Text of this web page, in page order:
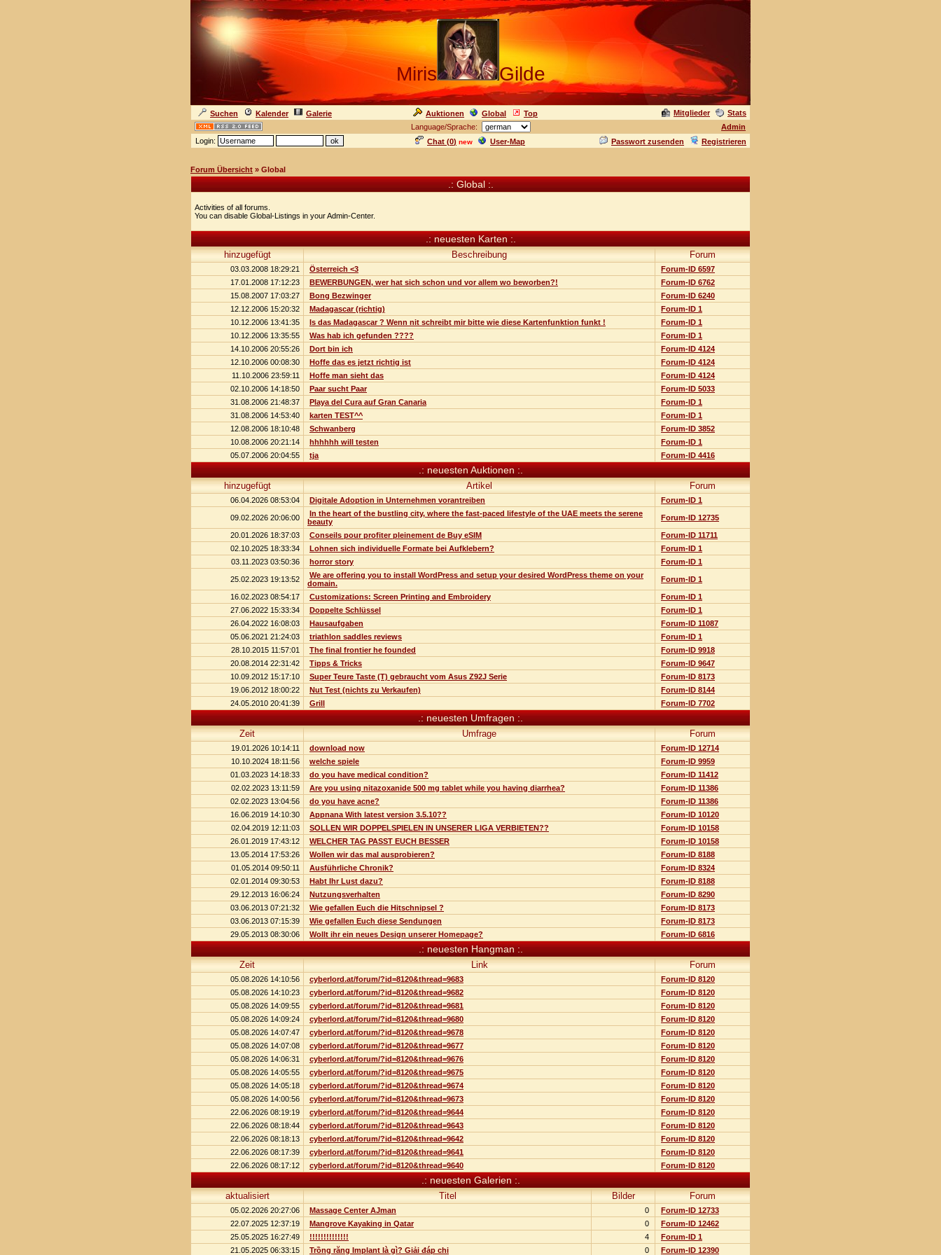
Miris Gilde
Suchen Kalender Galerie Auktionen Global Top Mitglieder
Stats
Language/Sprache:
Admin
Login:
Chat (0) new User-Map Passwort zusenden Registrieren
Forum Übersicht » Global
.: Global :.
Activities of all forums.
You can disable Global-Listings in your Admin-Center.
.: neuesten Karten :.
hinzugefügt Beschreibung Forum
03.03.2008 18:29:21 Österreich <3
Forum-ID 6597
17.01.2008 17:12:23
BEWERBUNGEN, wer hat sich schon und vor allem wo beworben?!
Forum-ID 6762
15.08.2007 17:03:27
Bong Bezwinger
Forum-ID 6240
12.12.2006 15:20:32
Madagascar (richtig)
Forum-ID 1
10.12.2006 13:41:35
Is das Madagascar ? Wenn nit schreibt mir bitte wie diese Kartenfunktion funkt !
Forum-ID 1
10.12.2006 13:35:55
Was hab ich gefunden ????
Forum-ID 1
14.10.2006 20:55:26
Dort bin ich
Forum-ID 4124
12.10.2006 00:08:30
Hoffe das es jetzt richtig ist
Forum-ID 4124
11.10.2006 23:59:11
Hoffe man sieht das
Forum-ID 4124
02.10.2006 14:18:50
Paar sucht Paar
Forum-ID 5033
31.08.2006 21:48:37
Playa del Cura auf Gran Canaria
Forum-ID 1
31.08.2006 14:53:40
karten TEST^^
Forum-ID 1
12.08.2006 18:10:48
Schwanberg
Forum-ID 3852
10.08.2006 20:21:14
hhhhhh will testen
Forum-ID 1
05.07.2006 20:04:55
tja Forum-ID 4416
.: neuesten Auktionen :.
hinzugefügt Artikel Forum
06.04.2026 08:53:04 Digitale Adoption in Unternehmen vorantreiben Forum-ID 1
09.02.2026 20:06:00
In the heart of the bustling city, where the fast-paced lifestyle of the UAE meets the serene
beauty
Forum-ID 12735
20.01.2026 18:37:03 Conseils pour profiter pleinement de Buy eSIM
Forum-ID 11711
02.10.2025 18:33:34
Lohnen sich individuelle Formate bei Aufklebern?
Forum-ID 1
03.11.2023 03:50:36
horror story Forum-ID 1
25.02.2023 19:13:52
We are offering you to install WordPress and setup your desired WordPress theme on your
domain.
Forum-ID 1
16.02.2023 08:54:17 Customizations: Screen Printing and Embroidery
Forum-ID 1
27.06.2022 15:33:34
Doppelte Schlüssel
Forum-ID 1
26.04.2022 16:08:03
Hausaufgaben
Forum-ID 11087
05.06.2021 21:24:03
triathlon saddles reviews
Forum-ID 1
28.10.2015 11:57:01
The final frontier he founded
Forum-ID 9918
20.08.2014 22:31:42
Tipps & Tricks
Forum-ID 9647
10.09.2012 15:17:10
Super Teure Taste (T) gebraucht vom Asus Z92J Serie
Forum-ID 8173
19.06.2012 18:00:22
Nut Test (nichts zu Verkaufen)
Forum-ID 8144
24.05.2010 20:41:39
Grill Forum-ID 7702
.: neuesten Umfragen :.
Zeit Umfrage Forum
19.01.2026 10:14:11 download now
Forum-ID 12714
10.10.2024 18:11:56
welche spiele
Forum-ID 9959
01.03.2023 14:18:33
do you have medical condition?
Forum-ID 11412
02.02.2023 13:11:59
Are you using nitazoxanide 500 mg tablet while you having diarrhea?
Forum-ID 11386
02.02.2023 13:04:56
do you have acne?
Forum-ID 11386
16.06.2019 14:10:30
Appnana With latest version 3.5.10??
Forum-ID 10120
02.04.2019 12:11:03
SOLLEN WIR DOPPELSPIELEN IN UNSERER LIGA VERBIETEN??
Forum-ID 10158
26.01.2019 17:43:12
WELCHER TAG PASST EUCH BESSER
Forum-ID 10158
13.05.2014 17:53:26
Wollen wir das mal ausprobieren?
Forum-ID 8188
01.05.2014 09:50:11
Ausführliche Chronik?
Forum-ID 8324
02.01.2014 09:30:53
Habt Ihr Lust dazu?
Forum-ID 8188
29.12.2013 16:06:24
Nutzungsverhalten
Forum-ID 8290
03.06.2013 07:21:32
Wie gefallen Euch die Hitschnipsel ?
Forum-ID 8173
03.06.2013 07:15:39
Wie gefallen Euch diese Sendungen
Forum-ID 8173
29.05.2013 08:30:06
Wollt ihr ein neues Design unserer Homepage? Forum-ID 6816
.: neuesten Hangman :.
Zeit Link Forum
05.08.2026 14:10:56 cyberlord.at/forum/?id=8120&thread=9683
Forum-ID 8120
05.08.2026 14:10:23
cyberlord.at/forum/?id=8120&thread=9682
Forum-ID 8120
05.08.2026 14:09:55
cyberlord.at/forum/?id=8120&thread=9681
Forum-ID 8120
05.08.2026 14:09:24
cyberlord.at/forum/?id=8120&thread=9680
Forum-ID 8120
05.08.2026 14:07:47
cyberlord.at/forum/?id=8120&thread=9678
Forum-ID 8120
05.08.2026 14:07:08
cyberlord.at/forum/?id=8120&thread=9677
Forum-ID 8120
05.08.2026 14:06:31
cyberlord.at/forum/?id=8120&thread=9676
Forum-ID 8120
05.08.2026 14:05:55
cyberlord.at/forum/?id=8120&thread=9675
Forum-ID 8120
05.08.2026 14:05:18
cyberlord.at/forum/?id=8120&thread=9674
Forum-ID 8120
05.08.2026 14:00:56
cyberlord.at/forum/?id=8120&thread=9673
Forum-ID 8120
22.06.2026 08:19:19
cyberlord.at/forum/?id=8120&thread=9644
Forum-ID 8120
22.06.2026 08:18:44
cyberlord.at/forum/?id=8120&thread=9643
Forum-ID 8120
22.06.2026 08:18:13
cyberlord.at/forum/?id=8120&thread=9642
Forum-ID 8120
22.06.2026 08:17:39
cyberlord.at/forum/?id=8120&thread=9641
Forum-ID 8120
22.06.2026 08:17:12
cyberlord.at/forum/?id=8120&thread=9640 Forum-ID 8120
.: neuesten Galerien :.
aktualisiert Titel Bilder Forum
05.02.2026 20:27:06 Massage Center AJman 0
Forum-ID 12733
22.07.2025 12:37:19
Mangrove Kayaking in Qatar 0
Forum-ID 12462
25.05.2025 16:27:49
!!!!!!!!!!!!!! 4
Forum-ID 1
21.05.2025 06:33:15
Trồng răng Implant là gì? Giải đáp chi 0 Forum-ID 12390